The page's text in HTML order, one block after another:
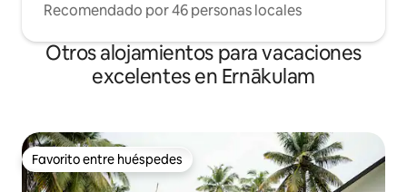
Recomendado por 46 personas locales
Otros alojamientos para vacaciones
excelentes en Ernākulam
Favorito entre huéspedes
Favorito entre huéspedes